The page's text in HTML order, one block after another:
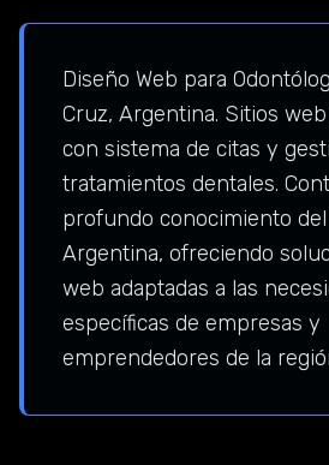
Diseño Web para
Cruz, Argentina. Sitios
con sistema de citas y
tratamientos dentales.
profundo conocimiento
Argentina, ofreciendo
web adaptadas a las
específicas de empresas y
emprendedores de la